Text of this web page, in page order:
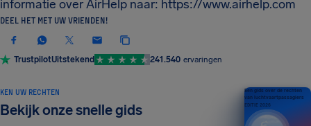
informatie over AirHelp naar: https://www.airhelp.com
DEEL HET MET UW VRIENDEN!
TrustpilotUitstekend 241.540 ervaringen
KEN UW RECHTEN
Bekijk onze snelle gids
Een gids over de rechten
van luchtvaartpassagiers
EDITIE 2026